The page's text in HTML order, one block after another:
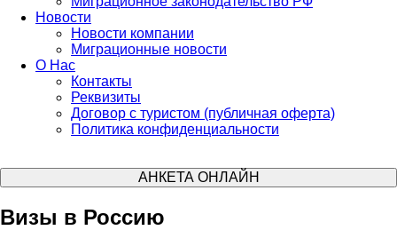
Новости
Новости компании
Миграционные новости
О Нас
Контакты
Реквизиты
Договор с туристом (публичная оферта)
Политика конфиденциальности
АНКЕТА ОНЛАЙН
Визы в Россию